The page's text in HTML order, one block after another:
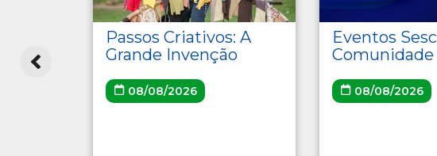
Passos Criativos: A
Grande Invenção
08/08/2026
Eventos Sesc
Comunidade
08/08/2026